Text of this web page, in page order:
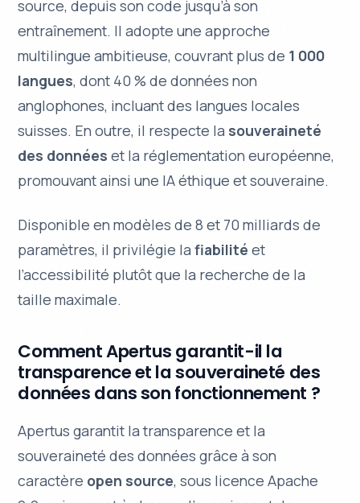
source, depuis son code jusqu’à son
entraînement. Il adopte une approche
multilingue ambitieuse, couvrant plus de 1 000
langues, dont 40 % de données non
anglophones, incluant des langues locales
suisses. En outre, il respecte la souveraineté
des données et la réglementation européenne,
promouvant ainsi une IA éthique et souveraine.
Disponible en modèles de 8 et 70 milliards de
paramètres, il privilégie lafiabilité et
l’accessibilité plutôt que la recherche de la
taille maximale.
Comment Apertus garantit-il la
transparence et la souveraineté des
données dans son fonctionnement ?
Apertus garantit la transparence et la
souveraineté des données grâce à son
caractère open source, sous licence Apache